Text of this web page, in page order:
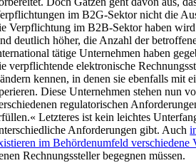
im B2G-Sektor nicht die
Verpflichtung im B2B-Sektor haben
deutlich höher, die Anzahl der
tätige Unternehmen haben
verpflichtende elektronische
kennen, in denen sie ebenfalls mit
Diese Unternehmen stehen nun
regulatorischen
Letzteres ist kein leichtes
Anforderungen gibt. Auch
im Behördenumfeld verschiedene
Rechnungssteller begegnen müssen.